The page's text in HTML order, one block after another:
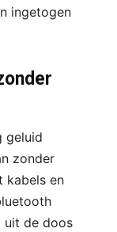
ingetogen
geluid
zonder
kabels en
uit de doos